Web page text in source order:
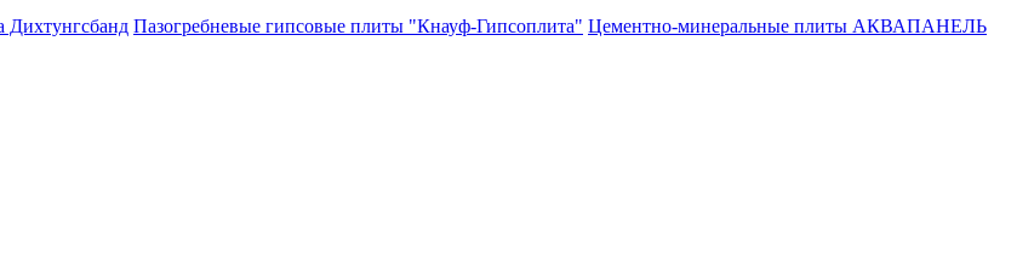
Дихтунгсбанд Пазогребневые гипсовые плиты "Кнауф-Гипсоплита" Цементно-минеральные плиты АКВАПАНЕЛЬ